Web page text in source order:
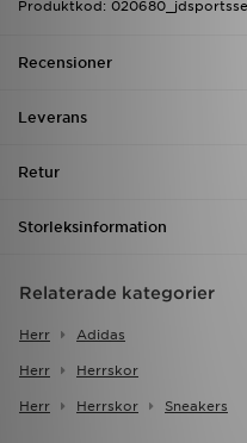
Produktkod:
Recensioner
Leverans
Retur
Storleksinformation
Relaterade kategorier
Herr Adidas
Herr Herrskor
Herr Herrskor Sneakers